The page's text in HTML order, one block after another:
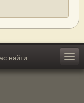
найти